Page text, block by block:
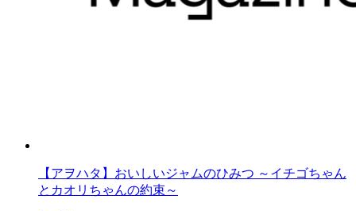
【アヲハタ】おいしいジャムのひみつ ～イチゴちゃん
とカオリちゃんの約束～